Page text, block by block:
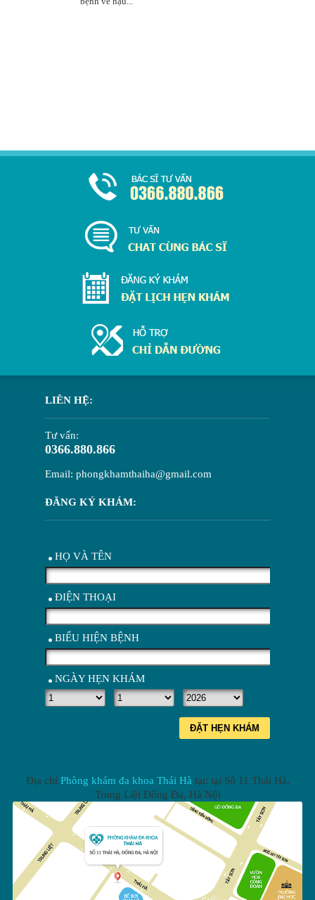
LIÊN HỆ:
Tư vấn:
0366.880.866
Email: phongkhamthaiha@gmail.com
ĐĂNG KÝ KHÁM:
HỌ VÀ TÊN
ĐIỆN THOẠI
BIỂU HIỆN BỆNH
NGÀY HẸN KHÁM
ĐẶT HẸN KHÁM
Địa chỉ Phòng khám đa khoa Thái Hà tại: tại Số 11 Thái Hà,
Trung Liệt Đống Đa, Hà Nội